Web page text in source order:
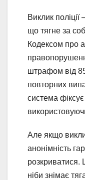
Виклик
що тягне за
Кодексом про
штрафом від
повторних
система
Але якщо
анонімність
розкриватися.
ніби знімає